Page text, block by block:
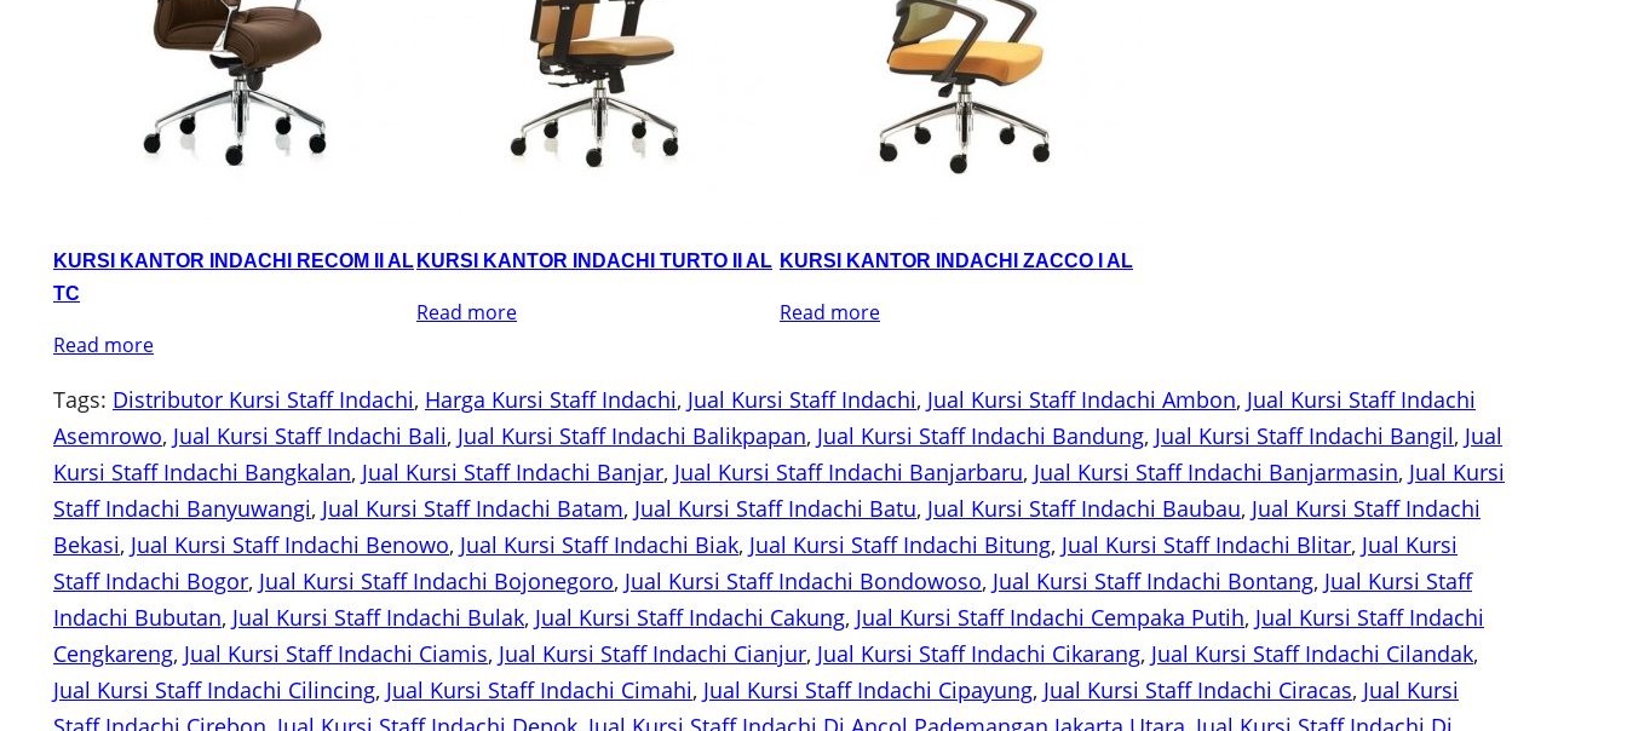
KURSI KANTOR INDACHI RECOM II AL
TC
Read more
KURSI KANTOR INDACHI TURTO II AL
Read more
KURSI KANTOR INDACHI ZACCO I AL
Read more
Tags: Distributor Kursi Staff Indachi, Harga Kursi Staff Indachi, Jual Kursi Staff Indachi, Jual Kursi Staff Indachi Ambon, Jual Kursi Staff Indachi
Asemrowo, Jual Kursi Staff Indachi Bali, Jual Kursi Staff Indachi Balikpapan, Jual Kursi Staff Indachi Bandung, Jual Kursi Staff Indachi Bangil, Jual
Kursi Staff Indachi Bangkalan, Jual Kursi Staff Indachi Banjar, Jual Kursi Staff Indachi Banjarbaru, Jual Kursi Staff Indachi Banjarmasin, Jual Kursi
Staff Indachi Banyuwangi, Jual Kursi Staff Indachi Batam, Jual Kursi Staff Indachi Batu, Jual Kursi Staff Indachi Baubau, Jual Kursi Staff Indachi
Bekasi, Jual Kursi Staff Indachi Benowo, Jual Kursi Staff Indachi Biak, Jual Kursi Staff Indachi Bitung, Jual Kursi Staff Indachi Blitar, Jual Kursi
Staff Indachi Bogor, Jual Kursi Staff Indachi Bojonegoro, Jual Kursi Staff Indachi Bondowoso, Jual Kursi Staff Indachi Bontang, Jual Kursi Staff
Indachi Bubutan, Jual Kursi Staff Indachi Bulak, Jual Kursi Staff Indachi Cakung, Jual Kursi Staff Indachi Cempaka Putih, Jual Kursi Staff Indachi
Cengkareng, Jual Kursi Staff Indachi Ciamis, Jual Kursi Staff Indachi Cianjur, Jual Kursi Staff Indachi Cikarang, Jual Kursi Staff Indachi Cilandak
Jual Kursi Staff Indachi Cilincing, Jual Kursi Staff Indachi Cimahi, Jual Kursi Staff Indachi Cipayung, Jual Kursi Staff Indachi Ciracas, Jual Kursi